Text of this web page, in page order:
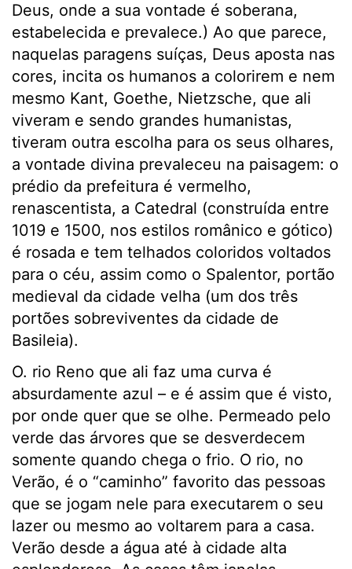
Deus, onde a sua vontade é soberana,
estabelecida e prevalece.) Ao que parece,
naquelas paragens suíças, Deus aposta nas
cores, incita os humanos a colorirem e nem
mesmo Kant, Goethe, Nietzsche, que ali
viveram e sendo grandes humanistas,
tiveram outra escolha para os seus olhares,
a vontade divina prevaleceu na paisagem: o
prédio da prefeitura é vermelho,
renascentista, a Catedral (construída entre
1019 e 1500, nos estilos românico e gótico)
é rosada e tem telhados coloridos voltados
para o céu, assim como o Spalentor, portão
medieval da cidade velha (um dos três
portões sobreviventes da cidade de
Basileia).
O. rio Reno que ali faz uma curva é
absurdamente azul – e é assim que é visto,
por onde quer que se olhe. Permeado pelo
verde das árvores que se desverdecem
somente quando chega o frio. O rio, no
Verão, é o “caminho” favorito das pessoas
que se jogam nele para executarem o seu
lazer ou mesmo ao voltarem para a casa.
Verão desde a água até à cidade alta